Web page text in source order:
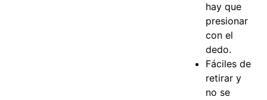
hay que
presionar
con el
dedo.
Fáciles de
retirar y
no se